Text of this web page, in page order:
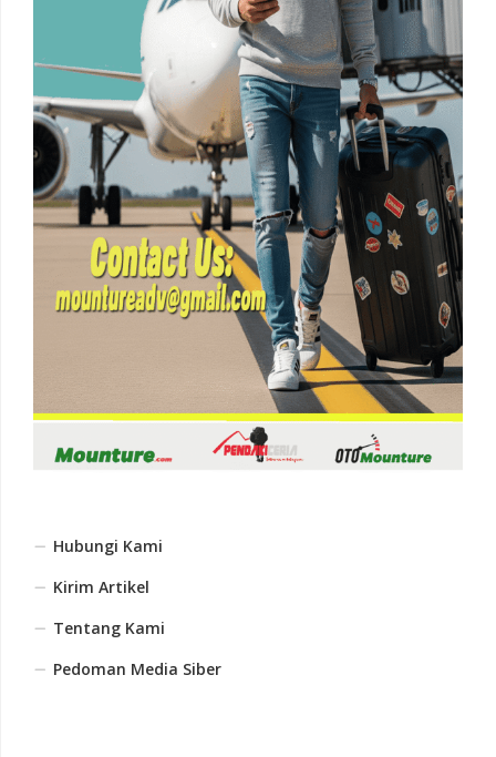
Hubungi Kami
Kirim Artikel
Tentang Kami
Pedoman Media Siber